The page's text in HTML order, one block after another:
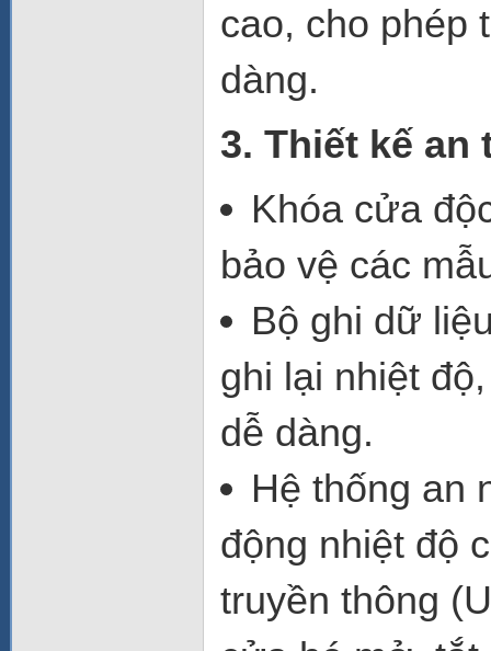
cao, cho phép
dàng.
3. Thiết kế an
Khóa cửa
bảo vệ các
Bộ ghi dữ
ghi lại nhiệt
dễ dàng.
Hệ thống an
động nhiệt độ
truyền thông